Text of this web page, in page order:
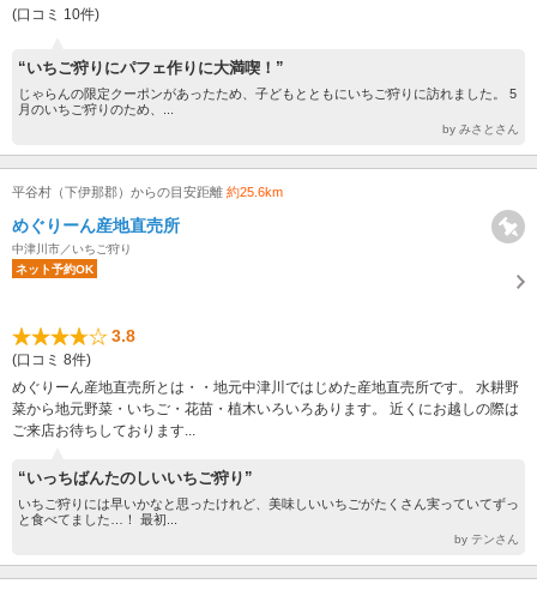
(口コミ 10件)
“いちご狩りにパフェ作りに大満喫！”
じゃらんの限定クーポンがあったため、子どもとともにいちご狩りに訪れました。 5
月のいちご狩りのため、...
by みさとさん
平谷村（下伊那郡）からの目安距離 約25.6km
めぐりーん産地直売所
中津川市／いちご狩り
ネット予約OK
3.8
(口コミ 8件)
めぐりーん産地直売所とは・・地元中津川ではじめた産地直売所です。 水耕野
菜から地元野菜・いちご・花苗・植木いろいろあります。 近くにお越しの際は
ご来店お待ちしております...
“いっちばんたのしいいちご狩り”
いちご狩りには早いかなと思ったけれど、美味しいいちごがたくさん実っていてずっ
と食べてました…！ 最初...
by テンさん